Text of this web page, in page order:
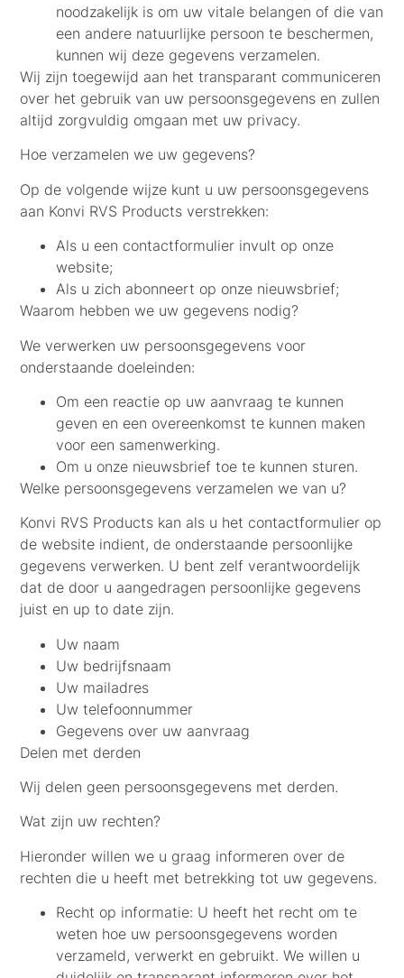
noodzakelijk is om uw vitale belangen of die van
een andere natuurlijke persoon te beschermen,
kunnen wij deze gegevens verzamelen.
Wij zijn toegewijd aan het transparant communiceren
over het gebruik van uw persoonsgegevens en zullen
altijd zorgvuldig omgaan met uw privacy.
Hoe verzamelen we uw gegevens?
Op de volgende wijze kunt u uw persoonsgegevens
aan Konvi RVS Products verstrekken:
Als u een contactformulier invult op onze
website;
Als u zich abonneert op onze nieuwsbrief;
Waarom hebben we uw gegevens nodig?
We verwerken uw persoonsgegevens voor
onderstaande doeleinden:
Om een reactie op uw aanvraag te kunnen
geven en een overeenkomst te kunnen maken
voor een samenwerking.
Om u onze nieuwsbrief toe te kunnen sturen.
Welke persoonsgegevens verzamelen we van u?
Konvi RVS Products kan als u het contactformulier op
de website indient, de onderstaande persoonlijke
gegevens verwerken. U bent zelf verantwoordelijk
dat de door u aangedragen persoonlijke gegevens
juist en up to date zijn.
Uw naam
Uw bedrijfsnaam
Uw mailadres
Uw telefoonnummer
Gegevens over uw aanvraag
Delen met derden
Wij delen geen persoonsgegevens met derden.
Wat zijn uw rechten?
Hieronder willen we u graag informeren over de
rechten die u heeft met betrekking tot uw gegevens.
Recht op informatie: U heeft het recht om te
weten hoe uw persoonsgegevens worden
verzameld, verwerkt en gebruikt. We willen u